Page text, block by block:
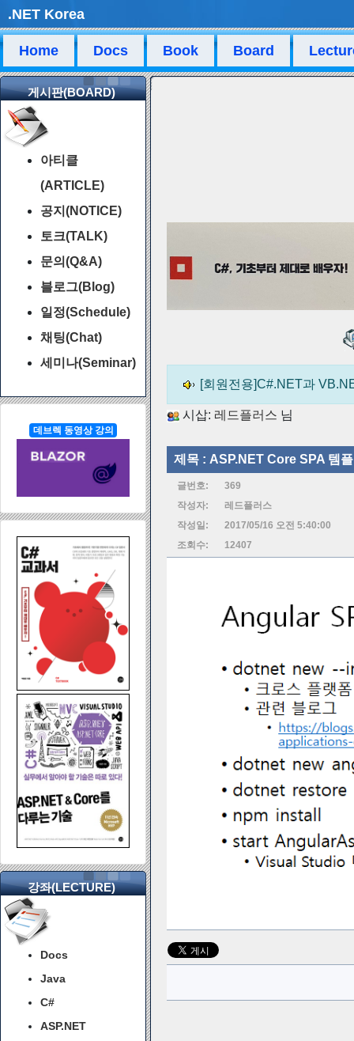
.NET Korea
Home Docs Book Board
게시판(BOARD)
아티클
(ARTICLE)
공지(NOTICE)
토크(TALK)
문의(Q&A)
블로그(Blog)
일정(Schedule)
채팅(Chat)
세미나(Seminar)
데브렉 동영상 강의
강좌(LECTURE)
Docs
Java
C#
ASP.NET
[회원전용]C#.NET과
시삽: 레드플러스 님
제목 : ASP.NET Core SPA 템
글번호:
369
작성자:
레드플러스
작성일:
2017/05/16 오전 5:40:00
조회수:
12407